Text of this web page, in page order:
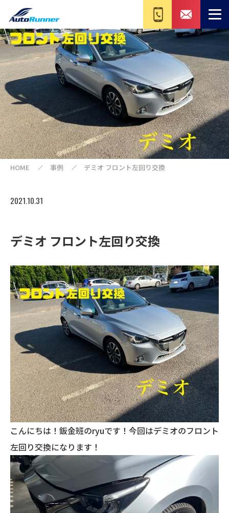
HOME 事例 デミオ フロント左回り交換
2021.10.31
デミオ フロント左回り交換
こんにちは！鈑金班のryuです！今回はデミオのフロント
左回り交換になります！